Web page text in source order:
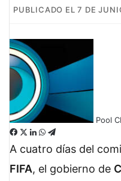
PUBLICADO EL 7 DE
Pool
F
a
e
X L
i
k
W
h
t
e
e
A cuatro días del
FIFA, el gobierno de